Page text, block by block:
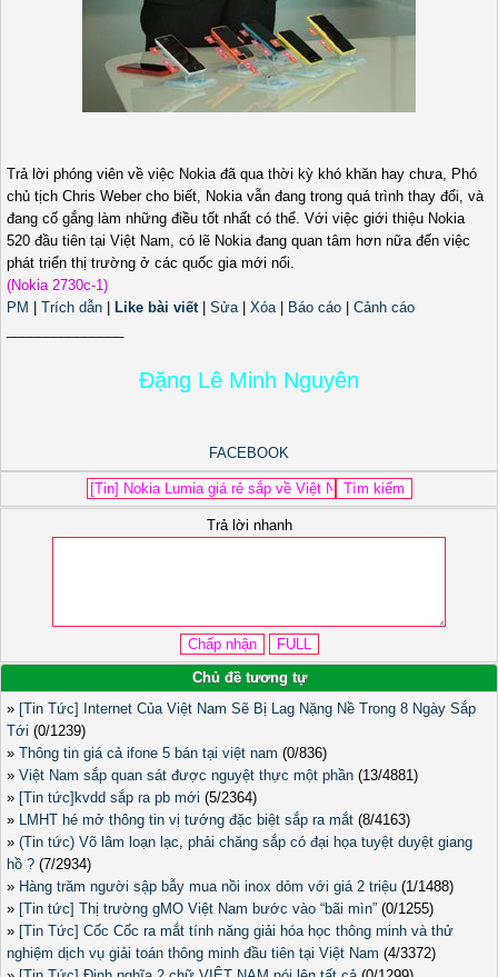
Trả lời phóng viên về việc Nokia đã qua thời kỳ khó khăn hay chưa, Phó
chủ tịch Chris Weber cho biết, Nokia vẫn đang trong quá trình thay đổi, và
đang cố gắng làm những điều tốt nhất có thể. Với việc giới thiệu Nokia
520 đầu tiên tại Việt Nam, có lẽ Nokia đang quan tâm hơn nữa đến việc
phát triển thị trường ở các quốc gia mới nổi.
(Nokia 2730c-1)
PM
Trích dẫn Like bài viết| Sửa| Xóa| Báo cáo
Cảnh cáo
Đặng Lê Minh Nguyên
FACEBOOK
Trả lời nhanh
Chủ đề tương tự
» [Tin Tức] Internet Của Việt Nam Sẽ Bị Lag Nặng Nề Trong 8 Ngày Sắp
Tới (0/1239)
» Thông tin giá cả ifone 5 bán tại việt nam (0/836)
» Việt Nam sắp quan sát được nguyệt thực một phần (13/4881)
» [Tin tức]kvdd sắp ra pb mới (5/2364)
» LMHT hé mở thông tin vị tướng đặc biệt sắp ra mắt (8/4163)
» (Tin tức) Võ lâm loạn lạc, phải chăng sắp có đại họa tuyệt duyệt giang
hồ ? (7/2934)
» Hàng trăm người sập bẫy mua nồi inox dỏm với giá 2 triệu (1/1488)
» [Tin tức] Thị trường gMO Việt Nam bước vào “bãi mìn” (0/1255)
» [Tin Tức] Cốc Cốc ra mắt tính năng giải hóa học thông minh và thử
nghiệm dịch vụ giải toán thông minh đầu tiên tại Việt Nam (4/3372)